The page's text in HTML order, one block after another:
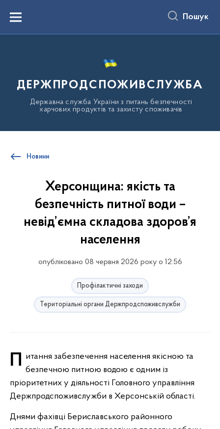
вмістуMenu Пошук
ДЕРЖПРОДСПОЖИВСЛУЖБА
Державна служба України з питань безпечності
харчових продуктів та захисту споживачів
Новини
Херсонщина: якість та
безпечність питної води –
невід’ємна складова здоров’я
населення
опубліковано 08 червня 2026 року о 12:56
Профілактичні заходи
Територіальні органи Держпродспоживслужби
Питання забезпечення населення якісною та безпечною питною водою є одним із
пріоритетних у діяльності Головного управління
Держпродспоживслужби в Херсонській області.
Днями фахівці Бериславського районного